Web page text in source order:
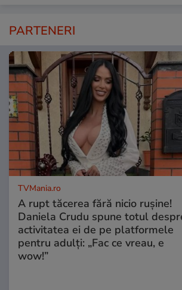
PARTENERI
TVMania.ro
A rupt tăcerea fără nicio rușine!
Daniela Crudu spune totul
activitatea ei de pe platformele
pentru adulți: „Fac ce vreau, e
wow!”